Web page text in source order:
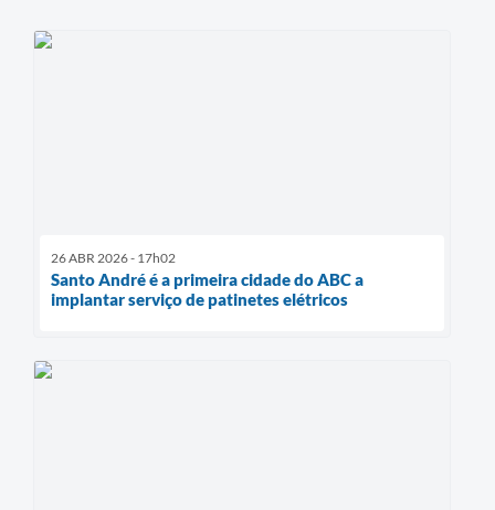
26 ABR 2026 - 17h02
Santo André é a primeira cidade do ABC a
implantar serviço de patinetes elétricos